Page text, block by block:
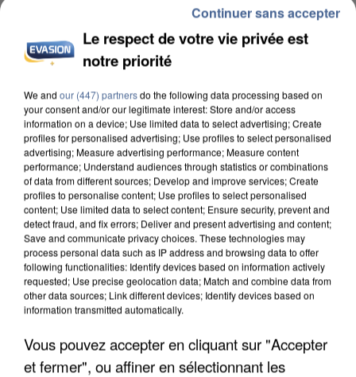
INCENDIES : L’ÎLE-DE-FRANCE LANCE UN ÉLAN
DE SOLIDARITÉ AVEC LES...
Le respect de votre vie privée est
notre priorité
We and our (447) partnersdo the following data processing based on
your consent and/or our legitimate interest: Store and/or access
information on a device; Use limited data to select advertising; Create
profiles for personalised advertising; Use profiles to select personalised
advertising; Measure advertising performance; Measure content
performance; Understand audiences through statistics or combinations
of data from different sources; Develop and improve services; Create
profiles to personalise content; Use profiles to select personalised
content; Use limited data to select content; Ensure security, prevent and
detect fraud, and fix errors; Deliver and present advertising and content;
Save and communicate privacy choices. These technologies may
process personal data such as IP address and browsing data to offer
following functionalities: Identify devices based on information actively
requested; Use precise geolocation data; Match and combine data from
other data sources; Link different devices; Identify devices based on
information transmitted automatically.
Vous pouvez accepter en cliquant sur "Accepter
et fermer", ou affiner en sélectionnant les
Continuer sans accepter